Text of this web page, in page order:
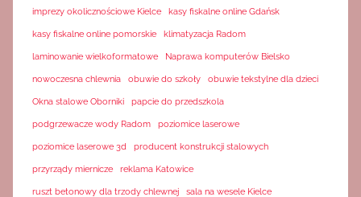
imprezy okolicznościowe Kielce kasy fiskalne online Gdańsk
kasy fiskalne online pomorskie klimatyzacja Radom
laminowanie wielkoformatowe Naprawa komputerów Bielsko
nowoczesna chlewnia obuwie do szkoły obuwie tekstylne dla dzieci
Okna stalowe Oborniki papcie do przedszkola
podgrzewacze wody Radom poziomice laserowe
poziomice laserowe 3d producent konstrukcji stalowych
przyrządy miernicze reklama Katowice
ruszt betonowy dla trzody chlewnej sala na wesele Kielce